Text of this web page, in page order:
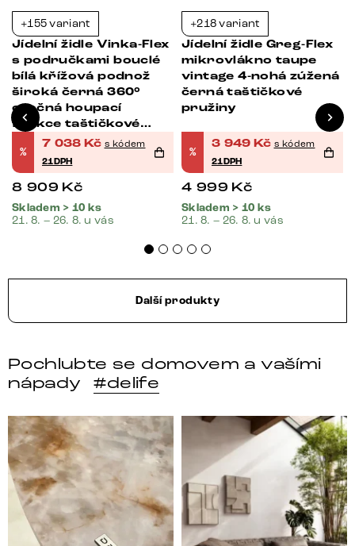
+155 variant
Jídelní židle Vinka-Flex
s područkami bouclé
bílá křížová podnož
široká černá 360°
otočná houpací
funkce taštičkové
pružiny
%
7 038 Kč s kódem
21DPH
8 909 Kč
Skladem > 10 ks
21. 8. – 26. 8. u vás
+218 variant
Jídelní židle Greg-Flex
mikrovlákno taupe
vintage 4-nohá zúžená
černá taštičkové
pružiny
%
3 949 Kč s kódem
21DPH
4 999 Kč
Skladem > 10 ks
21. 8. – 26. 8. u vás
Další produkty
Pochlubte se domovem a vašími
nápady
#delife
DELIFE – Nábytek, který promění dům v domov. Domo
Místo, kam se budeš těšit